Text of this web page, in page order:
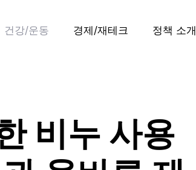
건강/운동 경제/재테크 정책 소개
비누 사용